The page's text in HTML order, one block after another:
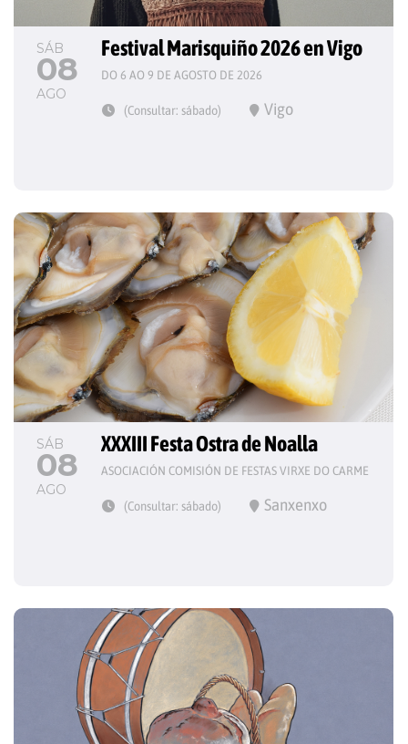
SÁB
08
AGO
Festival Marisquiño 2026 en Vigo
DO 6 AO 9 DE AGOSTO DE 2026
(Consultar: sábado) Vigo
SÁB
08
AGO
XXXIII Festa Ostra de Noalla
ASOCIACIÓN COMISIÓN DE FESTAS VIRXE DO CARME
(Consultar: sábado) Sanxenxo